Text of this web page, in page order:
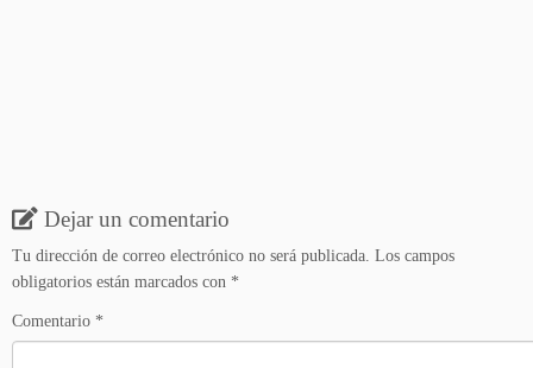
Dejar un comentario
Tu dirección de correo electrónico no será publicada. Los campos
obligatorios están marcados con *
Comentario *